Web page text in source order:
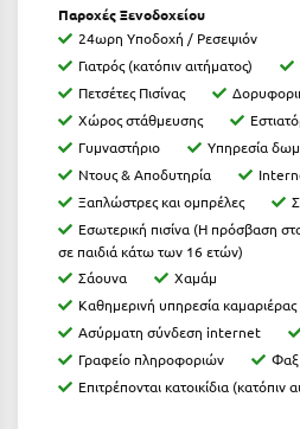
Καλάβρυτα
Καλαμάτα
Κάλαμος
Καλαμπάκα
Κάλυμνος
Καμένα Βούρλα
Καρδάμαινα
Καρδαμύλη
Καρδίτσα
Παροχές Ξενοδοχείου
24ωρη Υποδοχή / Ρεσεψιόν
Γιατρός (κατόπιν αιτήματος)
Πετσέτες Πισίνας
Χώρος στάθμευσης
Γυμναστήριο
Υπηρεσία
Ντους & Αποδυτηρία
Ξαπλώστρες και ομπρέλες
Εσωτερική πισίνα (Η πρόσβαση
σε παιδιά κάτω των 16 ετών)
Σάουνα
Χαμάμ
Καθημερινή υπηρεσία καμαριέρας
Ασύρματη σύνδεση internet
Γραφείο πληροφοριών
Φαξ
Επιτρέπονται κατοικίδια